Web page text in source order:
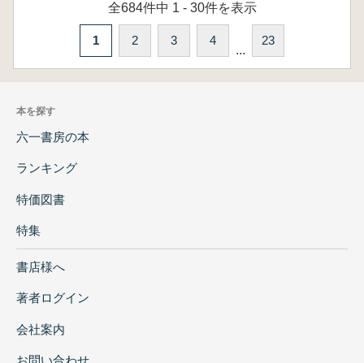
全684件中 1 - 30件を表示
1 2 3 4
...
23
本を探す
六一書房の本
ランキング
特価図書
特集
書店様へ
著者ログイン
会社案内